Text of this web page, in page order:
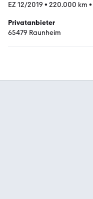
EZ 12/2019 • 220.000 km •
Privatanbieter
65479 Raunheim